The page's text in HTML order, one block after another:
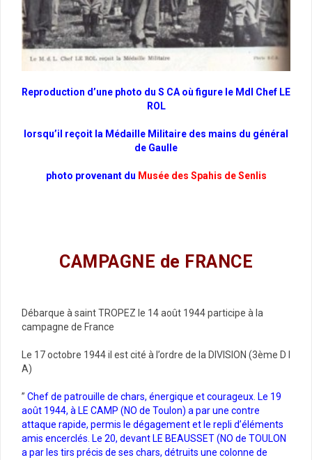
Reproduction d’une photo du S CA où figure le Mdl Chef LE
ROL
lorsqu’il reçoit la Médaille Militaire des mains du général
de Gaulle
photo provenant du Musée des Spahis de Senlis
CAMPAGNE de FRANCE
Débarque à saint TROPEZ le 14 août 1944 participe à la
campagne de France
Le 17 octobre 1944 il est cité à l’ordre de la DIVISION (3ème D I
A)
” Chef de patrouille de chars, énergique et courageux. Le 19
août 1944, à LE CAMP (NO de Toulon) a par une contre
attaque rapide, permis le dégagement et le repli d’éléments
amis encerclés. Le 20, devant LE BEAUSSET (NO de TOULON
a par les tirs précis de ses chars, détruits une colonne de